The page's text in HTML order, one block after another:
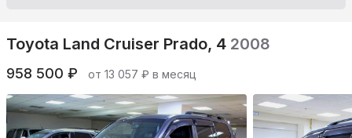
Toyota Land Cruiser Prado, 4 2008
958 500 ₽ от 13 057 ₽ в месяц